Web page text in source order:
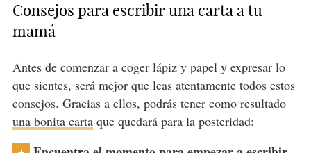
Consejos para escribir una carta a tu
mamá
Antes de comenzar a coger lápiz y papel y expresar lo
que sientes, será mejor que leas atentamente todos estos
consejos. Gracias a ellos, podrás tener como resultado
una bonita cartaque quedará para la posteridad: